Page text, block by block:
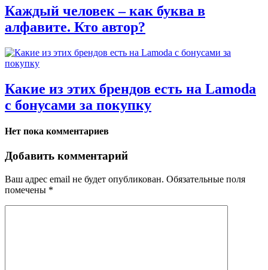
Каждый человек – как буква в
алфавите. Кто автор?
Какие из этих брендов есть на Lamoda
с бонусами за покупку
Нет пока комментариев
Добавить комментарий
Ваш адрес email не будет опубликован. Обязательные поля
помечены *